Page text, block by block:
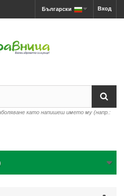
Вход
Български
като напишеш името му (напр.: